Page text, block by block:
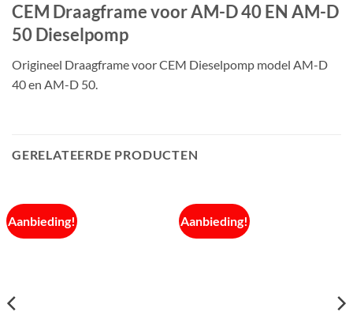
CEM Draagframe voor AM-D 40 EN AM-D
50 Dieselpomp
Origineel Draagframe voor CEM Dieselpomp model AM-D
40 en AM-D 50.
GERELATEERDE PRODUCTEN
Aanbieding! Aanbieding!